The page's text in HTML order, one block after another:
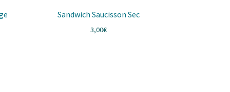
Sandwich Saucisson Sec
3,00€